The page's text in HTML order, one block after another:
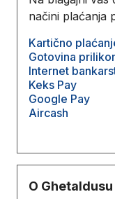
načini plaćanja
Kartično
Gotovina
Internet
Keks Pay
Google Pay
Aircash
O Ghetaldusu